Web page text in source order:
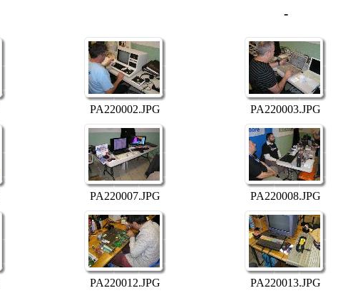
-
PA220002.JPG PA220003.JPG
PA220007.JPG PA220008.JPG
PA220012.JPG PA220013.JPG